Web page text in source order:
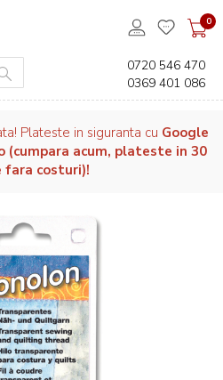
0
0720 546 470
0369 401 086
Plateste in siguranta cu Google
(cumpara acum, plateste in 30
fara costuri)!